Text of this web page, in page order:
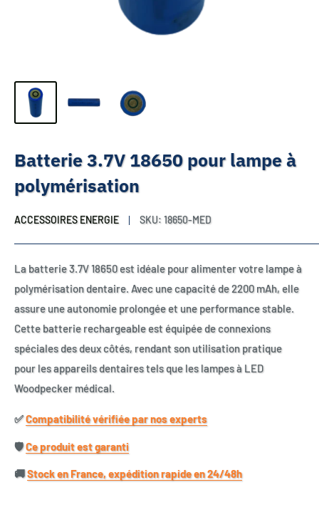
Batterie 3.7V 18650 pour lampe à
polymérisation
ACCESSOIRES ENERGIE SKU: 18650-MED
La batterie 3.7V 18650 est idéale pour alimenter votre lampe à
polymérisation dentaire. Avec une capacité de 2200 mAh, elle
assure une autonomie prolongée et une performance stable.
Cette batterie rechargeable est équipée de connexions
spéciales des deux côtés, rendant son utilisation pratique
pour les appareils dentaires tels que les lampes à LED
Woodpecker médical.
✅​Compatibilité vérifiée par nos experts
🛡️​Ce produit est garanti
🚚​Stock en France, expédition rapide en 24/48h